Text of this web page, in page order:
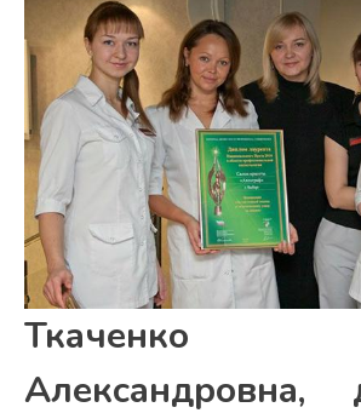
Ткаченко
Александровна,